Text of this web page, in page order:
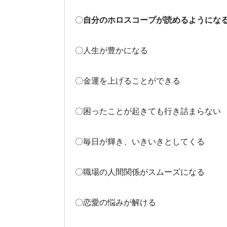
〇自分のホロスコープが読めるようにな
〇人生が豊かになる
〇金運を上げることができる
〇困ったことが起きても行き詰まらない
〇毎日が輝き、いきいきとしてくる
〇職場の人間関係がスムーズになる
〇恋愛の悩みが解ける